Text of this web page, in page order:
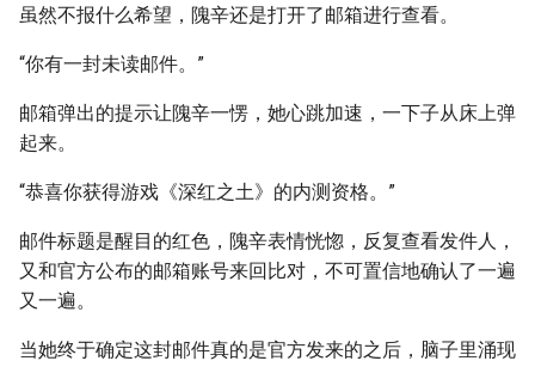
虽然不报什么希望，隗辛还是打开了邮箱进行查看。
“你有一封未读邮件。”
邮箱弹出的提示让隗辛一愣，她心跳加速，一下子从床上弹
起来。
“恭喜你获得游戏《深红之土》的内测资格。”
邮件标题是醒目的红色，隗辛表情恍惚，反复查看发件人，
又和官方公布的邮箱账号来回比对，不可置信地确认了一遍
又一遍。
当她终于确定这封邮件真的是官方发来的之后，脑子里涌现